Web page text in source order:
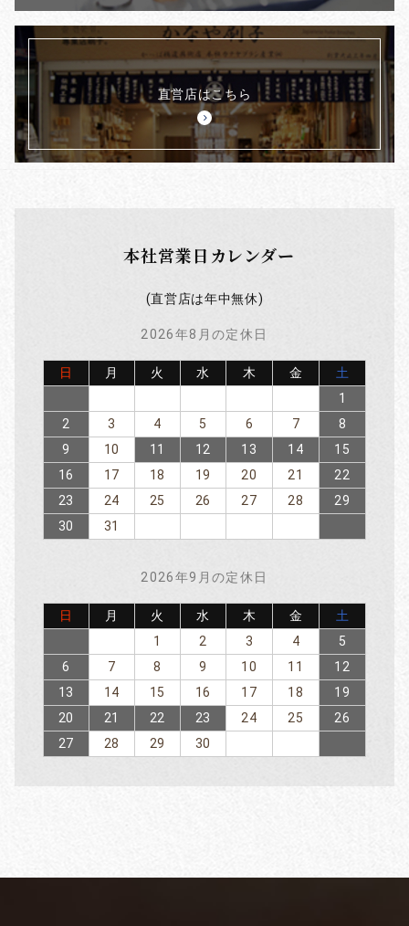
直営店はこちら
本社営業日カレンダー
(直営店は年中無休)
2026年8月の定休日
日 月 火 水 木 金
土
1
2
3 4 5 6 7
8
9
10 11 12 13 14
15
16
17 18 19 20 21
22
23
24 25 26 27 28
29
30
31
2026年9月の定休日
日 月 火 水 木 金
土
1
2 3 4
5
6
7 8 9 10 11
12
13
14 15 16 17 18
19
20
21 22 23 24 25
26
27
28 29 30
たじり歯科クリニック様でご紹介されました！
いつもご利用いただき誠にありがとうございます。
この度「たじり歯科クリニック」様にて弊社が紹介されましたの
でお知らせします。
歯ブラシ選びで悩まれている方にお勧めの歯ブラシが紹介させて
います！
6/25 営業時間変更のお知らせ
いつもご利用いただきありがとうございます。
6月25日は研修のため浅草3店舗の営業時間が10：30～13：20
となります。
ご不便おかけします、よろしくお願いします。
2025/04/28
ゴールデンウイーク
それに伴い発送業務も停止します。
何卒ご了承くださいませ。
また、5月2日午前中までにいただいた
・代金引換のご注文
・お振込みいただいたご注文分
につきましては2日中に発送します。
（2日午後にいただいたご注文は休み明けの発送になります。）
尚、直営店は通常営業の予定です。